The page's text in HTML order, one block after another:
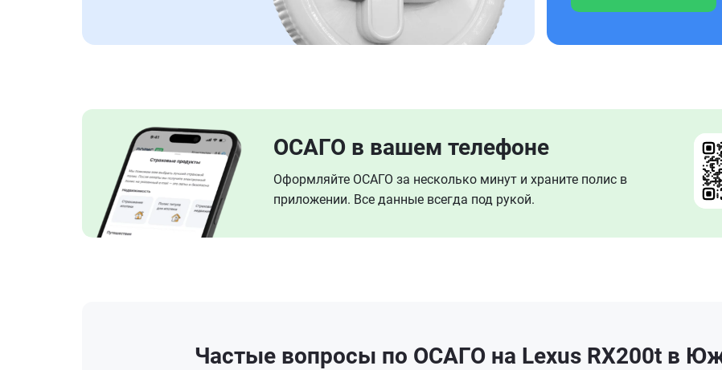
ОСАГО в вашем телефоне
Оформляйте ОСАГО за несколько минут и храните полис в
приложении. Все данные всегда под рукой.
Частые вопросы по ОСАГО на Lexus RX200t в